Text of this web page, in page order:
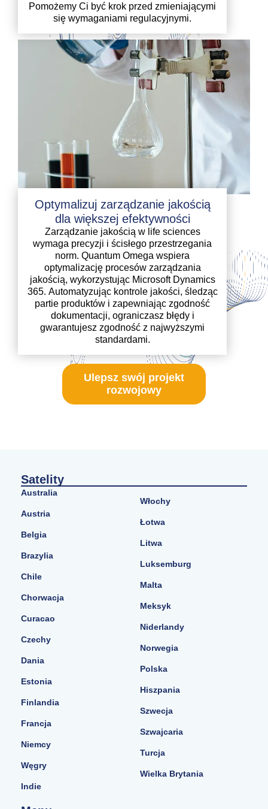
Pomożemy Ci być krok przed zmieniającymi
się wymaganiami regulacyjnymi.
Optymalizuj zarządzanie jakością
dla większej efektywności
Zarządzanie jakością w life sciences
wymaga precyzji i ścisłego przestrzegania
norm. Quantum Omega wspiera
optymalizację procesów zarządzania
jakością, wykorzystując Microsoft Dynamics
365. Automatyzując kontrole jakości, śledząc
partie produktów i zapewniając zgodność
dokumentacji, ograniczasz błędy i
gwarantujesz zgodność z najwyższymi
standardami.
Ulepsz swój projekt
rozwojowy
Satelity
Australia
Austria
Belgia
Brazylia
Chile
Chorwacja
Curacao
Czechy
Dania
Estonia
Finlandia
Francja
Niemcy
Węgry
Indie
Włochy
Łotwa
Litwa
Luksemburg
Malta
Meksyk
Niderlandy
Norwegia
Polska
Hiszpania
Szwecja
Szwajcaria
Turcja
Wielka Brytania